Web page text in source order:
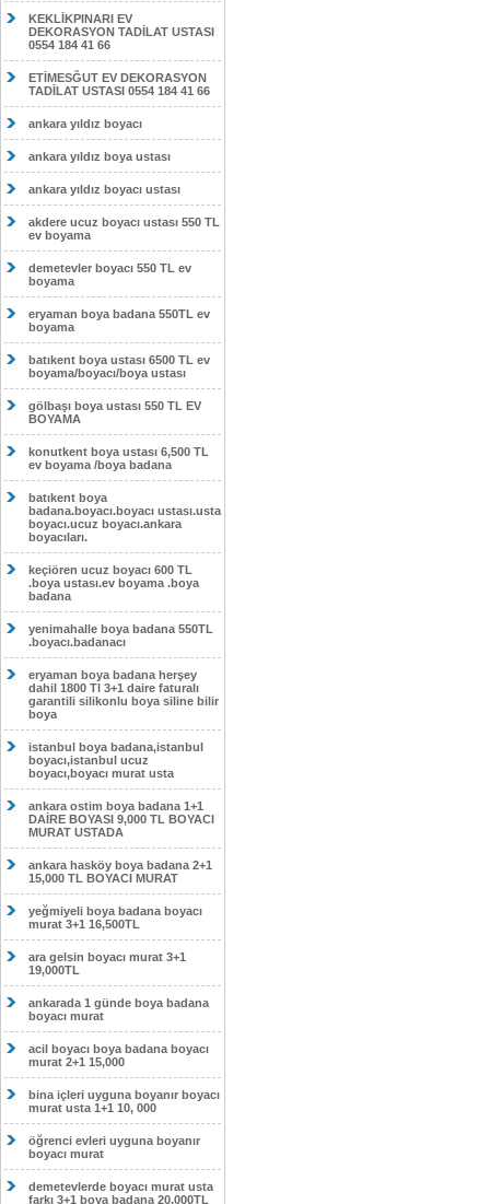
KEKLİKPINARI EV
DEKORASYON TADİLAT USTASI
0554 184 41 66
ETİMESĞUT EV DEKORASYON
TADİLAT USTASI 0554 184 41 66
ankara yıldız boyacı
ankara yıldız boya ustası
ankara yıldız boyacı ustası
akdere ucuz boyacı ustası 550 TL
ev boyama
demetevler boyacı 550 TL ev
boyama
eryaman boya badana 550TL ev
boyama
batıkent boya ustası 6500 TL ev
boyama/boyacı/boya ustası
gölbaşı boya ustası 550 TL EV
BOYAMA
konutkent boya ustası 6,500 TL
ev boyama /boya badana
batıkent boya
badana.boyacı.boyacı ustası.usta
boyacı.ucuz boyacı.ankara
boyacıları.
keçiören ucuz boyacı 600 TL
.boya ustası.ev boyama .boya
badana
yenimahalle boya badana 550TL
.boyacı.badanacı
eryaman boya badana herşey
dahil 1800 Tl 3+1 daire faturalı
garantili silikonlu boya siline bilir
boya
istanbul boya badana,istanbul
boyacı,istanbul ucuz
boyacı,boyacı murat usta
ankara ostim boya badana 1+1
DAİRE BOYASI 9,000 TL BOYACI
MURAT USTADA
ankara hasköy boya badana 2+1
15,000 TL BOYACI MURAT
yeğmiyeli boya badana boyacı
murat 3+1 16,500TL
ara gelsin boyacı murat 3+1
19,000TL
ankarada 1 günde boya badana
boyacı murat
acil boyacı boya badana boyacı
murat 2+1 15,000
bina içleri uyguna boyanır boyacı
murat usta 1+1 10, 000
öğrenci evleri uyguna boyanır
boyacı murat
demetevlerde boyacı murat usta
farkı 3+1 boya badana 20,000TL